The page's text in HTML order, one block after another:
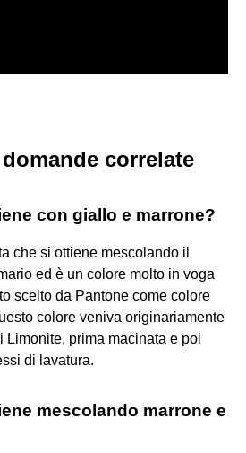
correlate
con giallo e marrone?
che si ottiene mescolando il
ed è un colore molto in voga
scelto da Pantone come colore
colore veniva originariamente
Limonite, prima macinata e poi
di lavatura.
mescolando marrone e